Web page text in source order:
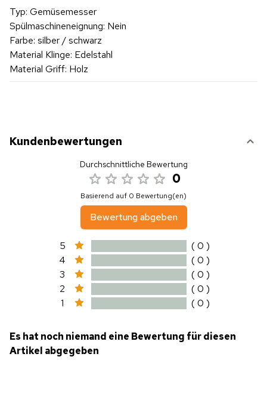
Typ: Gemüsemesser
Spülmaschineneignung: Nein
Farbe: silber / schwarz
Material Klinge: Edelstahl
Material Griff: Holz
Kundenbewertungen
Durchschnittliche Bewertung
0
Basierend auf 0 Bewertung(en)
Bewertung abgeben
5
( 0 )
4
( 0 )
3
( 0 )
2
( 0 )
1
( 0 )
Es hat noch niemand eine Bewertung für diesen
Artikel abgegeben